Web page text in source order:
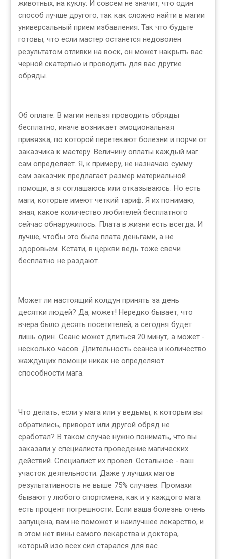
животных, на куклу: И совсем не значит, что один
способ лучше другого, так как сложно найти в магии
универсальный прием избавления. Так что будьте
готовы, что если мастер останется недоволен
результатом отливки на воск, он может накрыть вас
черной скатертью и проводить для вас другие
обряды.
Об оплате. В магии нельзя проводить обряды
бесплатно, иначе возникает эмоциональная
привязка, по которой перетекают болезни и порчи от
заказчика к мастеру. Величину оплаты каждый маг
сам определяет. Я, к примеру, не назначаю сумму:
сам заказчик предлагает размер материальной
помощи, а я соглашаюсь или отказываюсь. Но есть
маги, которые имеют четкий тариф. Я их понимаю,
зная, какое количество любителей бесплатного
сейчас обнаружилось. Плата в жизни есть всегда. И
лучше, чтобы это была плата деньгами, а не
здоровьем. Кстати, в церкви ведь тоже свечи
бесплатно не раздают.
Может ли настоящий колдун принять за день
десятки людей? Да, может! Нередко бывает, что
вчера было десять посетителей, а сегодня будет
лишь один. Сеанс может длиться 20 минут, а может -
несколько часов. Длительность сеанса и количество
жаждущих помощи никак не определяют
способности мага.
Что делать, если у мага или у ведьмы, к которым вы
обратились, приворот или другой обряд не
сработал? В таком случае нужно понимать, что вы
заказали у специалиста проведение магических
действий. Специалист их провел. Остальное - ваш
участок деятельности. Даже у лучших магов
результативность не выше 75% случаев. Промахи
бывают у любого спортсмена, как и у каждого мага
есть процент погрешности. Если ваша болезнь очень
запущена, вам не поможет и наилучшее лекарство, и
в этом нет вины самого лекарства и доктора,
который изо всех сил старался для вас.